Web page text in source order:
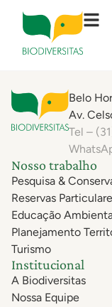
OM3
Belo
Av.
Tel –
Nosso trabalho
Pesquisa &
Reservas
Educação
Planejamento
Turismo
Institucional
A Biodiversitas
Nossa Equipe